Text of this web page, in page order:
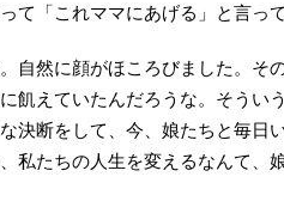
て「これママにあげる」と言っ
自然に顔がほころびました。そ
飢えていたんだろうな。そうい
決断をして、今、娘たちと毎日
私たちの人生を変えるなんて、